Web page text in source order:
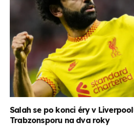
Salah se po konci éry v
Trabzonsporu na dva roky